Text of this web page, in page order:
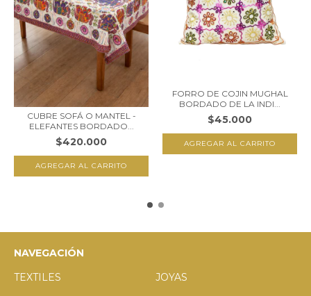
CUBRE SOFÁ O MANTEL -
ELEFANTES BORDADO...
$420.000
FORRO DE COJIN MUGHAL
BORDADO DE LA INDI...
$45.000
NAVEGACIÓN
TEXTILES
JOYAS